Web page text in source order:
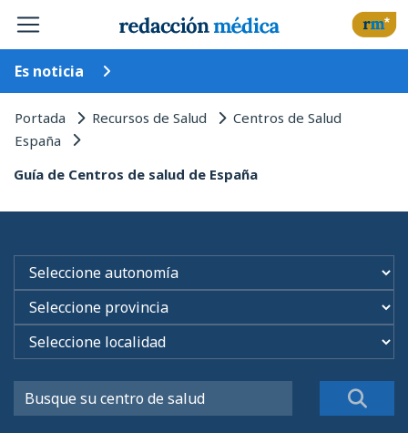
Es noticia
Portada Recursos de Salud Centros de Salud
España
Guía de Centros de salud de España